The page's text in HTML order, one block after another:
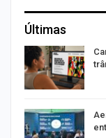
Últimas